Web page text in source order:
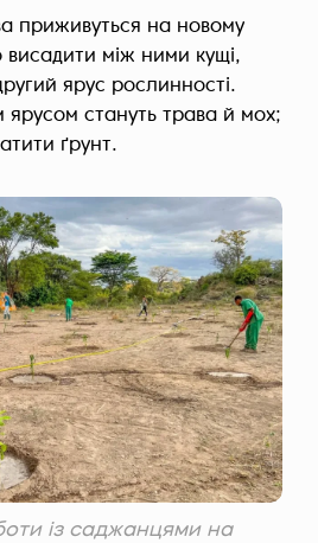
приживуться на новому
висадити між ними кущі,
ярус рослинності.
ярусом стануть трава й мох;
ґрунт.
із саджанцями на